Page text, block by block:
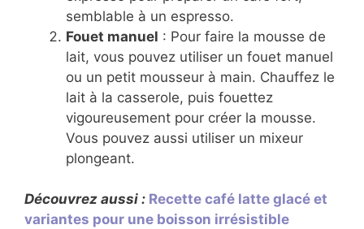
semblable à un espresso.
Fouet manuel : Pour faire la mousse de
lait, vous pouvez utiliser un fouet manuel
ou un petit mousseur à main. Chauffez le
lait à la casserole, puis fouettez
vigoureusement pour créer la mousse.
Vous pouvez aussi utiliser un mixeur
plongeant.
Découvrez aussi : Recette café latte glacé et
variantes pour une boisson irrésistible